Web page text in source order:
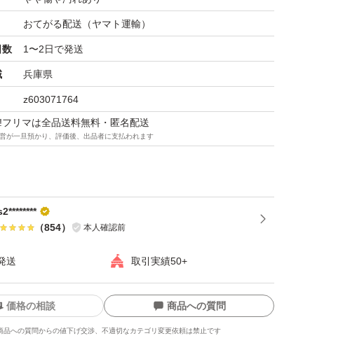
端子
ョン最新
のPCに取り付けた所カードは使えました スロットが
ます素人考えですが カードは取り外しています
のみ
おてがる配送（ヤマト運輸）
数 1〜2日で発送
兵庫県
z603071764
リマは全品送料無料・匿名配送
が一旦預かり、評価後、出品者に支払われます
（854） 本人確認前
送 取引実績50+
価格の相談 商品への質問
品への質問からの値下げ交渉、不適切なカテゴリ変更依頼は禁止です